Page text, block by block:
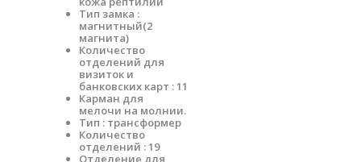
Тип замка :
магнитный(2
магнита)
Количество
отделений для
визиток и
банковских карт : 11
Карман для
мелочи на молнии.
Тип : трансформер
Количество
отделений : 19
Отделение для